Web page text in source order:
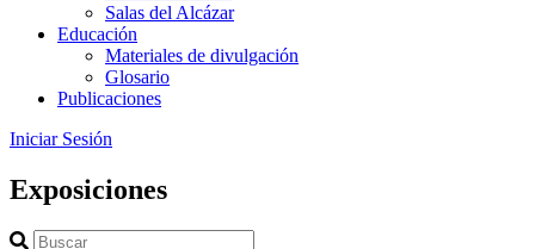
Salas del Alcázar
Educación
Materiales de divulgación
Glosario
Publicaciones
Iniciar Sesión
Exposiciones